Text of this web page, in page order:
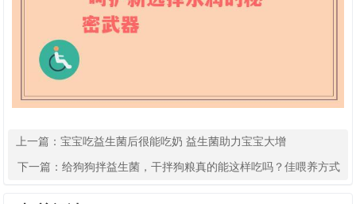
上一篇：宝宝吃益生菌后很能吃奶 益生菌助力宝宝大增
下一篇： 给狗狗拌益生菌，干拌狗粮真的能这样吃吗？佳喂养方式